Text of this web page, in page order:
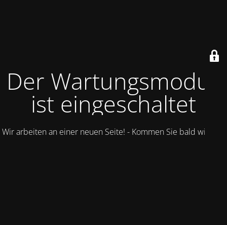
Der Wartungsmodus
ist eingeschaltet
Wir arbeiten an einer neuen Seite! - Kommen Sie bald wieder.